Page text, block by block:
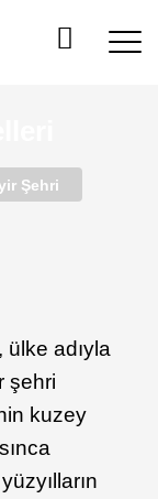
Şehri
ülke adıyla
şehri
kuzey